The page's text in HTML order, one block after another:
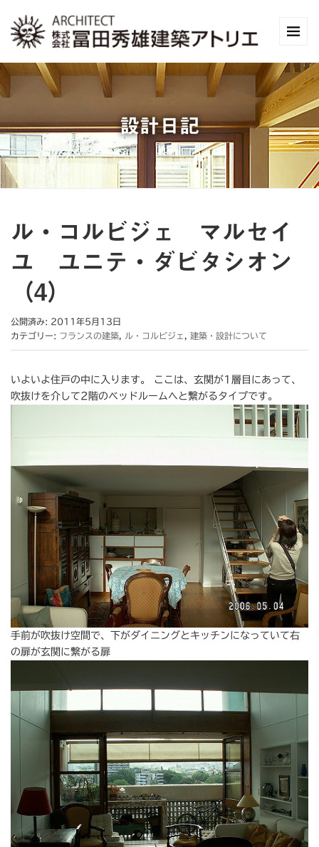
設計日記
ル・コルビジェ マルセイ
ユ ユニテ・ダビタシオン
（4）
公開済み: 2011年5月13日
カテゴリー: フランスの建築 ル・コルビジェ 建築・設計について
いよいよ住戸の中に入ります。 ここは、玄関が1層目にあって、
吹抜けを介して2階のベッドルームへと繋がるタイプです。
手前が吹抜け空間で、下がダイニングとキッチンになっていて右
の扉が玄関に繋がる扉